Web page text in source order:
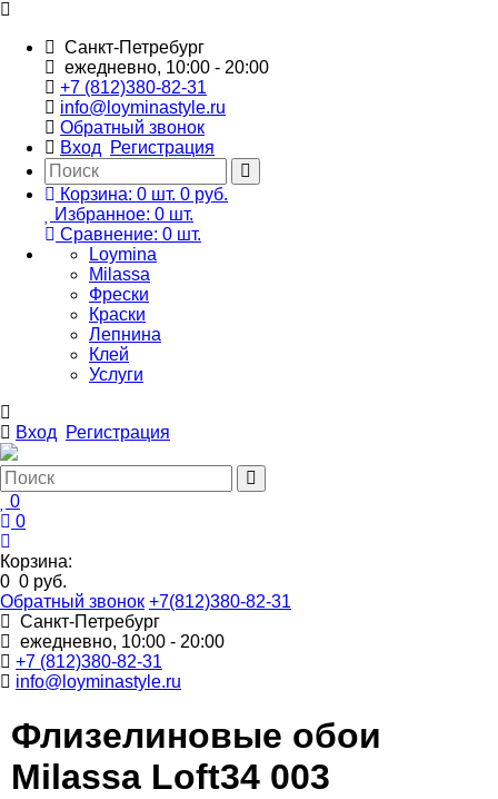
Санкт-Петребург
ежедневно, 10:00 - 20:00
+7 (812)380-82-31
info@loyminastyle.ru
Обратный звонок
Вход
Регистрация
Корзина: 0 шт. 0 руб.
Избранное: 0 шт.
Сравнение: 0 шт.
Loymina
Milassa
Фрески
Краски
Лепнина
Клей
Услуги
Вход Регистрация
0
0
Корзина:
0 0 руб.
Обратный звонок +7(812)380-82-31
Санкт-Петребург
ежедневно, 10:00 - 20:00
+7 (812)380-82-31
info@loyminastyle.ru
Флизелиновые обои
Milassa Loft34 003